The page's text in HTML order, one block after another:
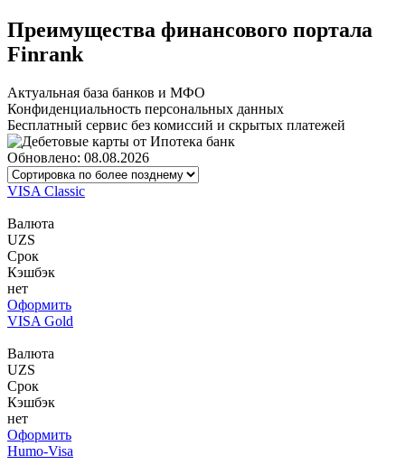
Преимущества финансового портала
Finrank
Актуальная база банков и МФО
Конфиденциальность персональных данных
Бесплатный сервис без комиссий и скрытых платежей
Обновлено: 08.08.2026
VISA Classic
Валюта
UZS
Срок
Кэшбэк
нет
Оформить
VISA Gold
Валюта
UZS
Срок
Кэшбэк
нет
Оформить
Humo-Visa